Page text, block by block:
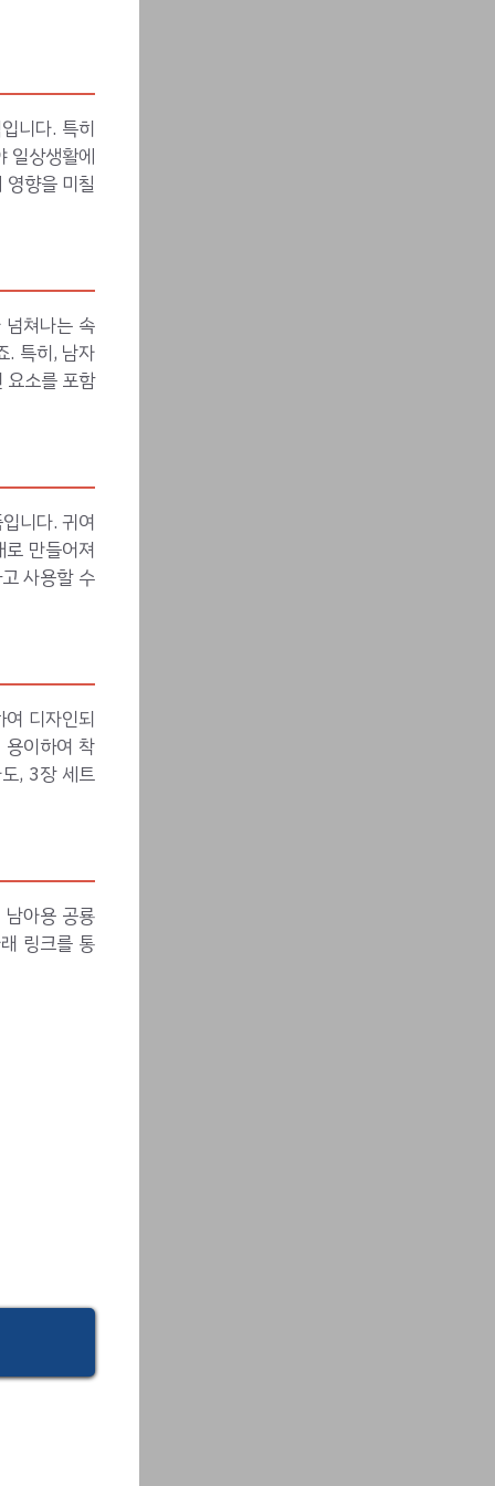
니다. 특히
일상생활에
향을 미칠
쳐나는 속
. 특히, 남자
요소를 포함
니다. 귀여
만들어져
사용할 수
디자인되
이하여 착
, 3장 세트
아용 공룡
링크를 통